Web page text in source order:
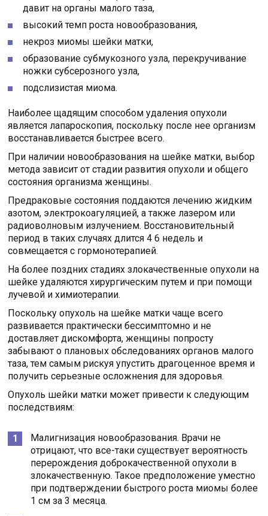
давит на органы малого таза,
высокий темп роста новообразования,
некроз миомы шейки матки,
образование субмукозного узла, перекручивание
ножки субсерозного узла,
подслизистая миома.
Наиболее щадящим способом удаления опухоли
является лапароскопия, поскольку после нее организм
восстанавливается быстрее всего.
При наличии новообразования на шейке матки, выбор
метода зависит от стадии развития опухоли и общего
состояния организма женщины.
Предраковые состояния поддаются лечению жидким
азотом, электрокоагуляцией, а также лазером или
радиоволновым излучением. Восстановительный
период в таких случаях длится 4 6 недель и
совмещается с гормонотерапией.
На более поздних стадиях злокачественные опухоли на
шейке удаляются хирургическим путем и при помощи
лучевой и химиотерапии.
Поскольку опухоль на шейке матки чаще всего
развивается практически бессимптомно и не
доставляет дискомфорта, женщины попросту
забывают о плановых обследованиях органов малого
таза, тем самым рискуя упустить драгоценное время и
получить серьезные осложнения для здоровья.
Опухоль шейки матки может привести к следующим
последствиям:
Малигнизация новообразования. Врачи не
отрицают, что все-таки существует вероятность
перерождения доброкачественной опухоли в
злокачественную. Такое предположение уместно
при подтверждении быстрого роста миомы более
1 см за 3 месяца.